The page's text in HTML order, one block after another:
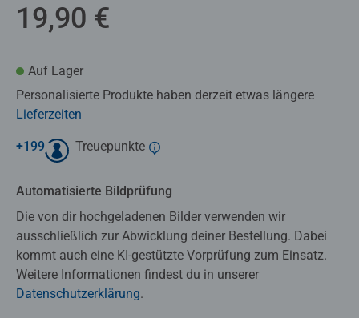
19,90 €
Auf Lager
Personalisierte Produkte haben derzeit etwas längere
Lieferzeiten
+199 Treuepunkte
Automatisierte Bildprüfung
Die von dir hochgeladenen Bilder verwenden wir
ausschließlich zur Abwicklung deiner Bestellung. Dabei
kommt auch eine KI-gestützte Vorprüfung zum Einsatz.
Weitere Informationen findest du in unserer
Datenschutzerklärung.